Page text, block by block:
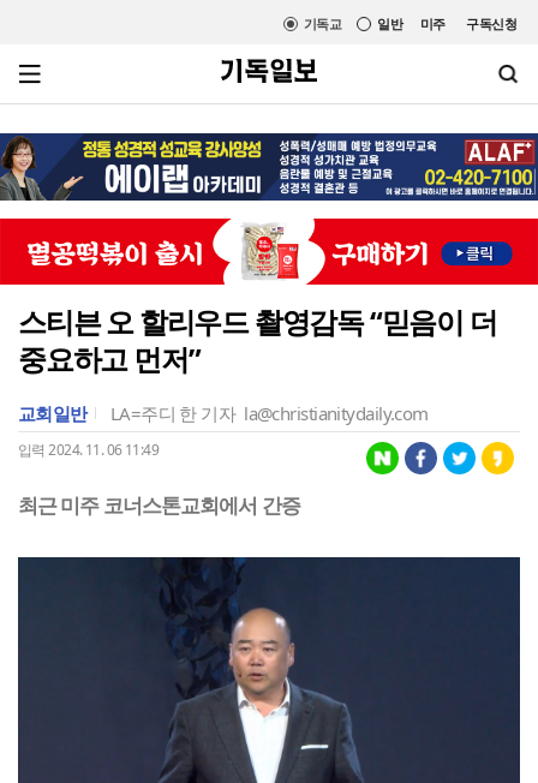
미주 구독신청
일반
기독교
스티븐 오 할리우드 촬영감독 “믿음이 더
중요하고 먼저”
교회일반 LA=주디 한 기자 la@christianitydaily.com
입력 2024. 11. 06 11:49
최근 미주 코너스톤교회에서 간증